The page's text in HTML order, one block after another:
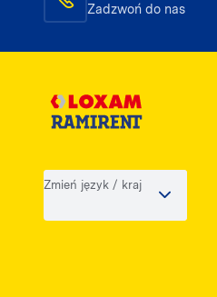
Zadzwoń do nas
Zmień język / kraj